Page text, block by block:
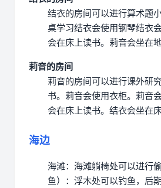
结衣的房间可以进行算术题小
桌学习结衣会使用钢琴结衣
会在床上读书。 莉音会坐在
莉音的房间
莉音的房间可以进行课外研究
书。 莉音会使用衣柜。 莉音
会在床上读书。 结衣会坐在
海边
海滩：海滩躺椅处可以进行偷
鱼）：浮木处可以钓鱼，后